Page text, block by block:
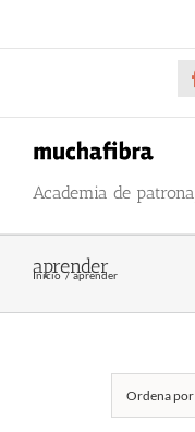
al
Academia de
aprender
Inicio aprender
Ordena por